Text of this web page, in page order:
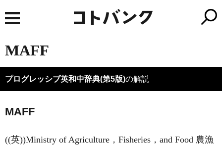
MAFF
プログレッシブ英和中辞典(第5版)の解説
MAFF
((英))Ministry of Agriculture，Fisheries，and Food 農漁